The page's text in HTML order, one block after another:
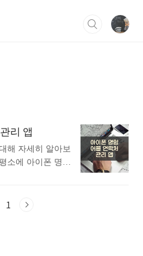
리 앱
해 자세히 알아보
소에 아이폰 명함
인기있는 명함
1